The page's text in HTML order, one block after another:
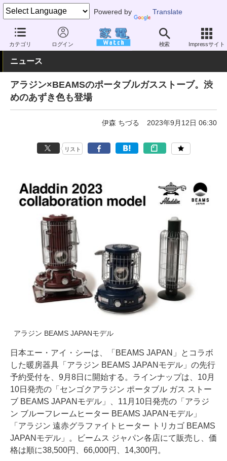
Powered by Translate
カテゴリ ログイン 検索 Impressサイト
家電 Watch 空調家電 暖房器具
ニュース
アラジン×BEAMSのポータブルガスストーブ。渋
めのあずき色も登場
伊森 ちづる 2023年9月12日 06:30
リスト
アラジン BEAMS JAPANモデル
日本エー・アイ・シーは、「BEAMS JAPAN」とコラボ
した暖房器具「アラジン BEAMS JAPANモデル」の先行
予約受付を、9月8日に開始する。ラインナップは、10月
10日発売の「センゴクアラジン ポータブル ガス ストー
ブ BEAMS JAPANモデル」、11月10日発売の「アラジ
ン ブルーフレームヒーター BEAMS JAPANモデル」
「アラジン 遠赤グラファイトヒーター トリカゴ BEAMS
JAPANモデル」。ビームス ジャパン各店にて販売し、価
格は順に38,500円、66,000円、14,300円。